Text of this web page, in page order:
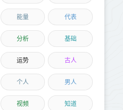
能量 代表
分析 基础
运势 古人
个人 男人
视频 知道